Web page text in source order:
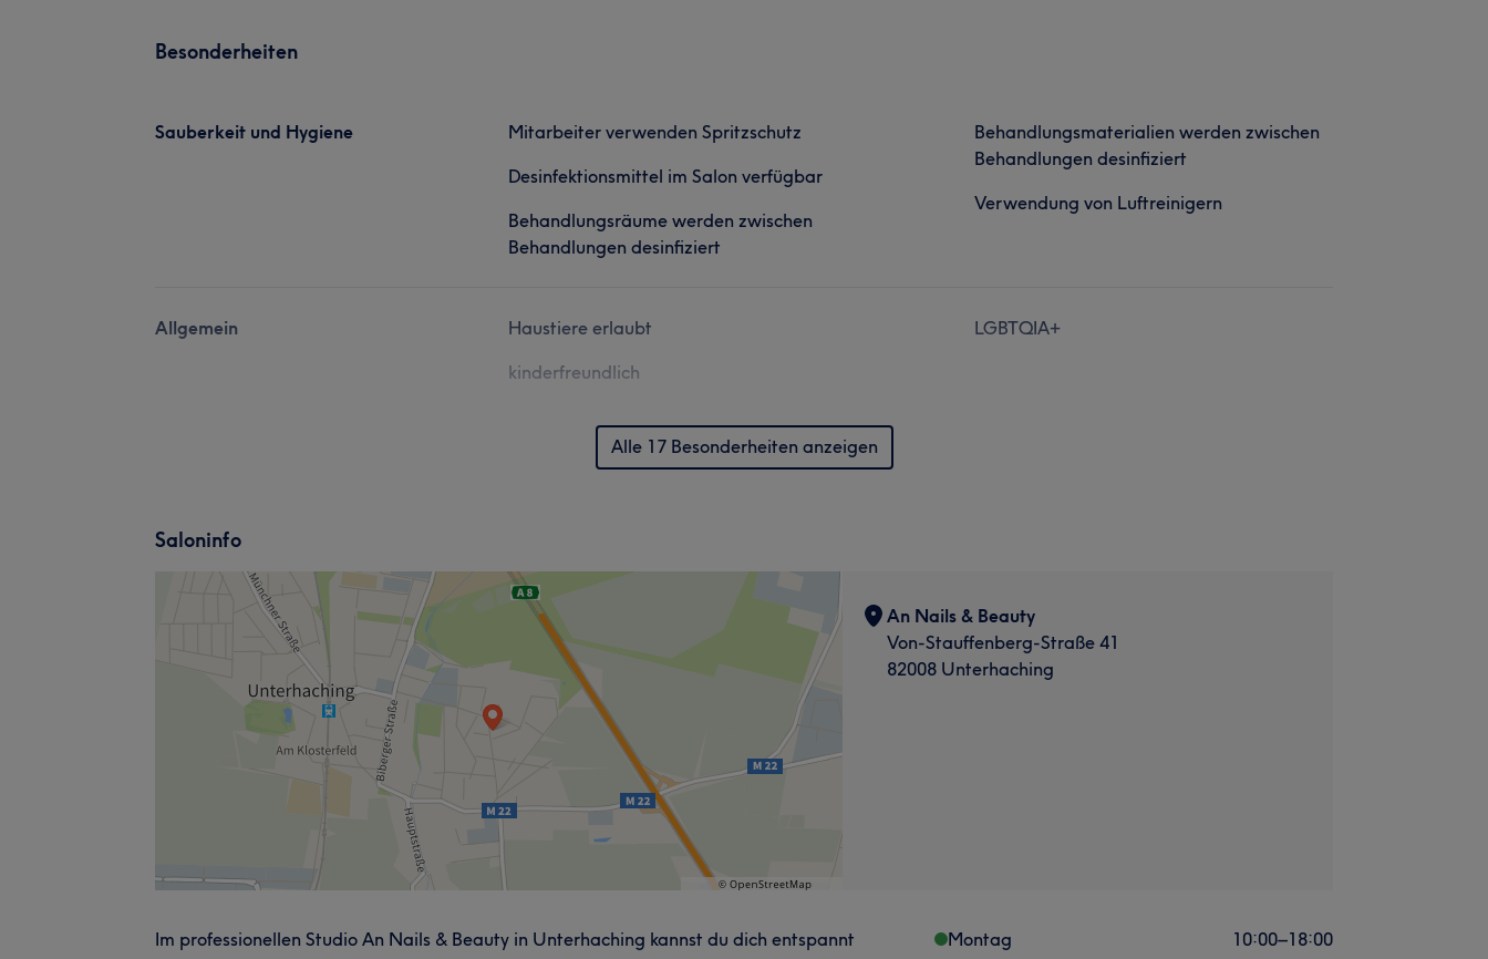
Besonderheiten
Sauberkeit und Hygiene
Mitarbeiter verwenden Spritzschutz
Desinfektionsmittel im Salon verfügbar
Behandlungsräume werden zwischen
Behandlungen desinfiziert
Behandlungsmaterialien werden zwischen
Behandlungen desinfiziert
Verwendung von Luftreinigern
Allgemein
Haustiere erlaubt
kinderfreundlich
LGBTQIA+
Alle 17 Besonderheiten anzeigen
Saloninfo
An Nails & Beauty
Von-Stauffenberg-Straße 41
82008 Unterhaching
Im professionellen Studio An Nails & Beauty in Unterhaching kannst du dich entspannt
Montag 10:00–18:00